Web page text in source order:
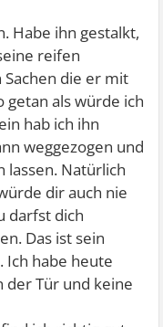
Habe ihn gestalkt,
reifen
die er mit
getan als würde ich
hab ich ihn
weggezogen und
lassen. Natürlich
dir auch nie
darfst dich
Das ist sein
habe heute
der Tür und keine